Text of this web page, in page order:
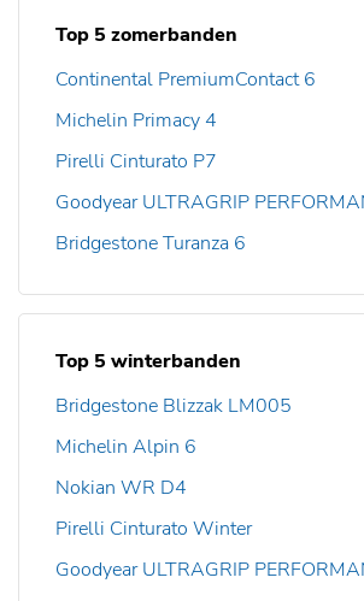
Top 5 zomerbanden
Continental PremiumContact 6
Michelin Primacy 4
Pirelli Cinturato P7
Goodyear ULTRAGRIP
Bridgestone Turanza 6
Top 5 winterbanden
Bridgestone Blizzak LM005
Michelin Alpin 6
Nokian WR D4
Pirelli Cinturato Winter
Goodyear ULTRAGRIP